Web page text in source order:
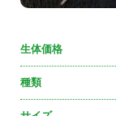
生体価格
種類